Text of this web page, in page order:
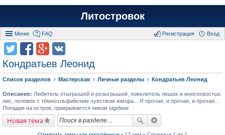
Литостровок
Меню FAQ Вход
Регистрация
Кондратьев Леонид
Список разделов Мастерская Личные разделы Кондратьев Леонид
Описание: Любитель отыгрышей и розыгрышей, повелитель леших и многохвостых
лис, человек с тёмноэльфийским чувством юмора... И прочая, и прочая, и прочая...
Попадая на остров, прикрывается ником sigelwar
Новая тема